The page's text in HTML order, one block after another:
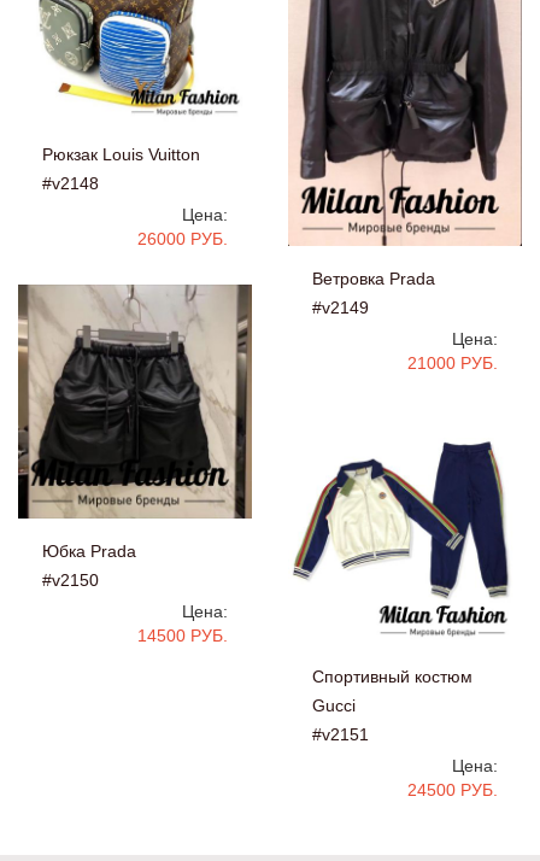
Рюкзак Louis Vuitton
#v2148
Цена:
26000 РУБ.
Ветровка Prada
#v2149
Цена:
21000 РУБ.
Юбка Prada
#v2150
Цена:
14500 РУБ.
Спортивный костюм
Gucci
#v2151
Цена:
24500 РУБ.